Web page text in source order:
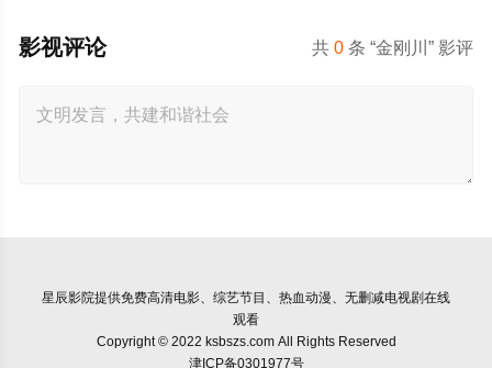
共0 条 “金刚川” 影评
影视评论
星辰影院提供免费高清电影、综艺节目、热血动漫、无删减电视剧在线
观看
Copyright © 2022 ksbszs.com All Rights Reserved
津ICP备0301977号